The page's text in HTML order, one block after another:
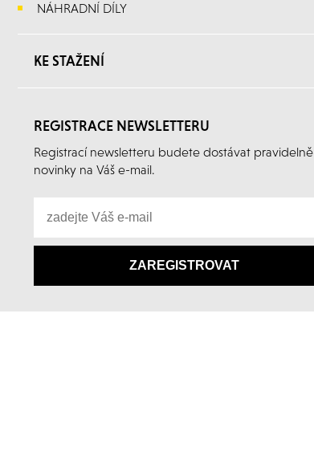
NÁHRADNÍ DÍLY
KE STAŽENÍ
REGISTRACE NEWSLETTERU
Registrací newsletteru budete dostávat pravidelně
novinky na Váš e-mail.